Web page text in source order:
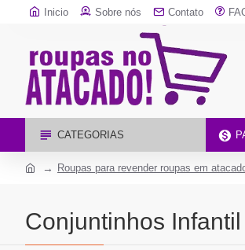
Inicio Sobre nós Contato
CATEGORIAS
Roupas para revender roupas em
Conjuntinhos